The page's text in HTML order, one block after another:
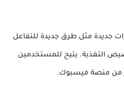
جديدة مثل طرق جديدة للتفاعل
التغذية. يتيح للمستخدمين
من منصة فيسبوك.